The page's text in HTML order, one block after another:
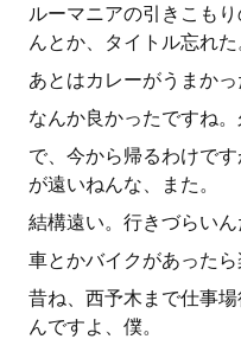
ルーマニアの引きこも
んとか、タイトル忘れた
あとはカレーがうまか
なんか良かったですね
で、今から帰るわけで
が遠いねんな、また。
結構遠い。行きづらいん
車とかバイクがあったら
昔ね、西予木まで仕事
んですよ、僕。